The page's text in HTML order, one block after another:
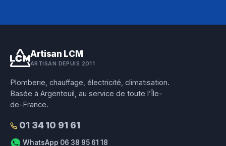
Artisan LCM
ARTISAN DEPUIS 2011
Plomberie, chauffage, électricité, climatisation.
Basée à Argenteuil, au service de toute l’Île-
de-France.
01 34 10 91 61
WhatsApp 06 38 95 61 18